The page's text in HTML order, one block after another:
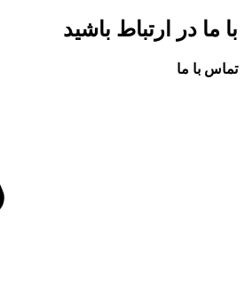
با ما در ارتباط باشید
تماس با ما